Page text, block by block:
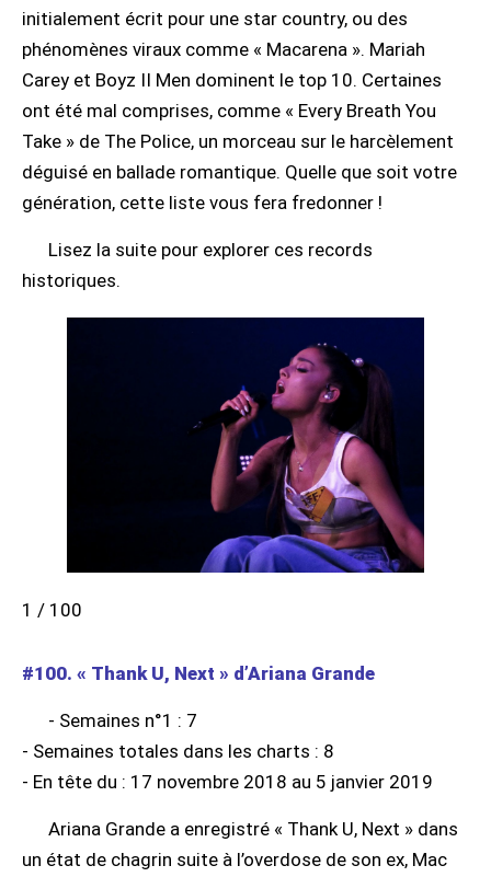
initialement écrit pour une star country, ou des
phénomènes viraux comme « Macarena ». Mariah
Carey et Boyz II Men dominent le top 10. Certaines
ont été mal comprises, comme « Every Breath You
Take » de The Police, un morceau sur le harcèlement
déguisé en ballade romantique. Quelle que soit votre
génération, cette liste vous fera fredonner !
Lisez la suite pour explorer ces records
historiques.
1 / 100
#100. « Thank U, Next » d’Ariana Grande
- Semaines n°1 : 7
- Semaines totales dans les charts : 8
- En tête du : 17 novembre 2018 au 5 janvier 2019
Ariana Grande a enregistré « Thank U, Next » dans
un état de chagrin suite à l’overdose de son ex, Mac